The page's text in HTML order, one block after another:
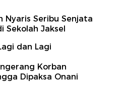
Nyaris Seribu Senjata
Sekolah Jaksel
dan Lagi
Korban
Dipaksa Onani